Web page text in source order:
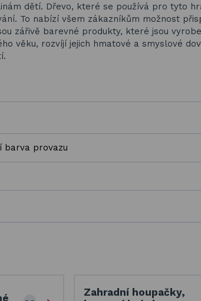
dětí. Dřevo, které se používá pro tyto
To nabízí všem zákazníkům možnost
zářivě barevné produkty, které jsou
věku, rozvíjí jejich hmatové a smyslové
barva provazu
Zahradní houpačky,